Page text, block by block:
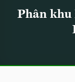
Phân khu